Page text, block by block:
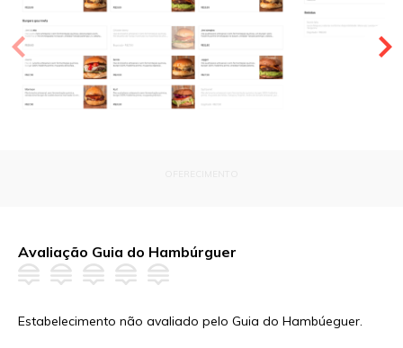
Avaliação Guia do Hambúrguer
Estabelecimento não avaliado pelo Guia do Hambúeguer.